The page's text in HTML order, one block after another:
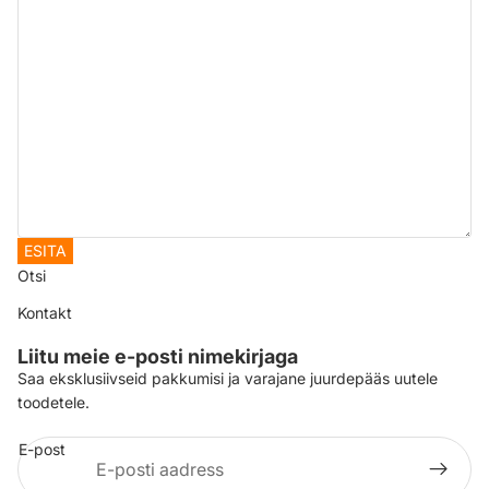
ESITA
Otsi
Kontakt
Liitu meie e-posti nimekirjaga
Saa eksklusiivseid pakkumisi ja varajane juurdepääs uutele
toodetele.
E-post
Privaatsuspoliitika
Saatmine